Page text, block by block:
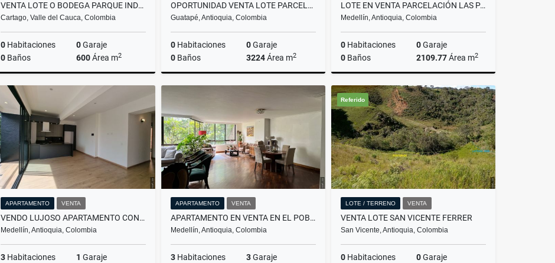
VENTA LOTE O BODEGA PARQUE INDUSTRIAL CARTAGO VALLE
Cartago, Valle del Cauca, Colombia
0 Habitaciones 0Garaje
0 Baños 600Área m2
$510.000.000
OPORTUNIDAD VENTA LOTE PARCELACIÓN GUATAPÉ ANTIOQUIA
Guatapé, Antioquia, Colombia
0 Habitaciones 0Garaje
0 Baños 3224Área m2
LOTE EN VENTA PARCELACIÓN LAS PALMAS EL POBLADO
Medellín, Antioquia, Colombia
0 Habitaciones 0Garaje
0 Baños 2109.77Área m2
Venta
$1.800.000.000
APARTAMENTO VENTA
VENDO LUJOSO APARTAMENTO CONQUISTADORES MEDELLÍN AIRBNB
Medellín, Antioquia, Colombia
3 Habitaciones 1 Garaje
APARTAMENTO VENTA
APARTAMENTO EN VENTA EN EL POBLADO
Medellín, Antioquia, Colombia
3 Habitaciones 3Garaje
Referido
LOTE / TERRENO VENTA
VENTA LOTE SAN VICENTE FERRER
San Vicente, Antioquia, Colombia
0 Habitaciones 0Garaje